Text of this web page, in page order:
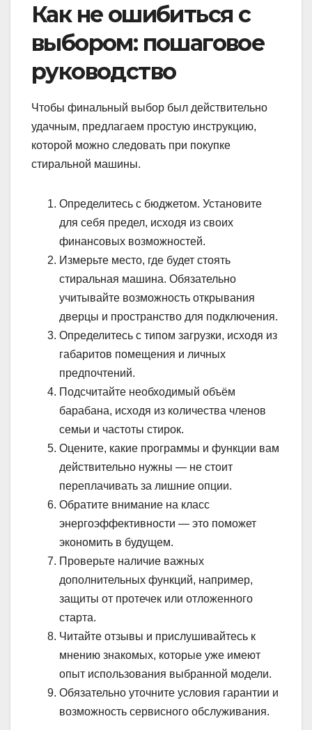
Как не ошибиться с
выбором: пошаговое
руководство
Чтобы финальный выбор был действительно
удачным, предлагаем простую инструкцию,
которой можно следовать при покупке
стиральной машины.
Определитесь с бюджетом. Установите
для себя предел, исходя из своих
финансовых возможностей.
Измерьте место, где будет стоять
стиральная машина. Обязательно
учитывайте возможность открывания
дверцы и пространство для подключения.
Определитесь с типом загрузки, исходя из
габаритов помещения и личных
предпочтений.
Подсчитайте необходимый объём
барабана, исходя из количества членов
семьи и частоты стирок.
Оцените, какие программы и функции вам
действительно нужны — не стоит
переплачивать за лишние опции.
Обратите внимание на класс
энергоэффективности — это поможет
экономить в будущем.
Проверьте наличие важных
дополнительных функций, например,
защиты от протечек или отложенного
старта.
Читайте отзывы и прислушивайтесь к
мнению знакомых, которые уже имеют
опыт использования выбранной модели.
Обязательно уточните условия гарантии и
возможность сервисного обслуживания.